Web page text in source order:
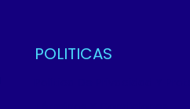
POLITICAS